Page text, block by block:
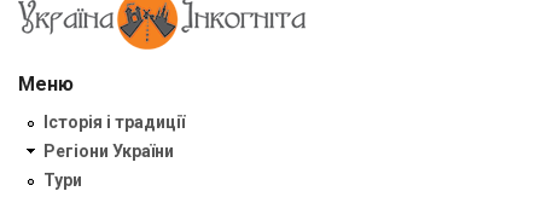
Меню
Історія і традиції
Регіони України
Тури